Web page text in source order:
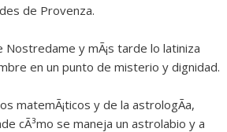
de Provenza.
y mÃ¡s tarde lo latiniza
en un punto de misterio y dignidad.
matemÃ¡ticos y de la astrologÃ­a,
cÃ³mo se maneja un astrolabio y a